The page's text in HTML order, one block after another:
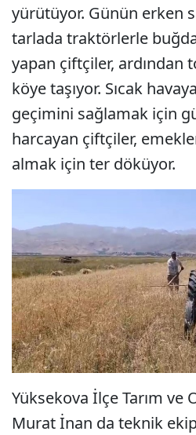
yürütüyor. Günün erken
tarlada traktörlerle
yapan çiftçiler, ardından
köye taşıyor. Sıcak
geçimini sağlamak için
harcayan çiftçiler,
almak için ter döküyor.
Yüksekova İlçe Tarım ve
Murat İnan da teknik